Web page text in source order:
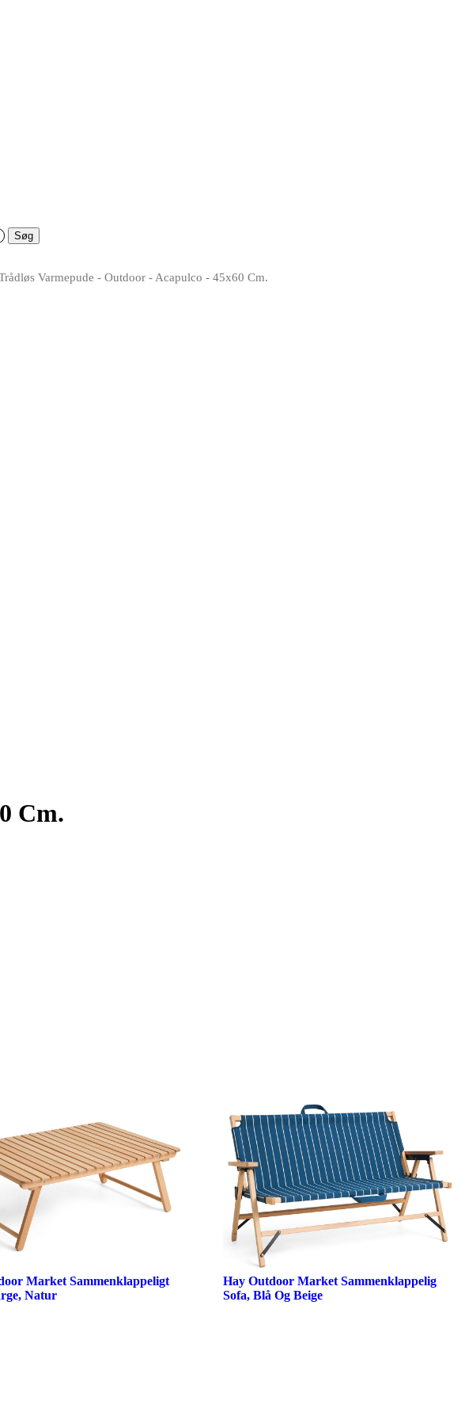
Søg
Varmepude - Outdoor - Acapulco - 45x60 Cm.
Cm.
Market Sammenklappeligt
Natur
Hay Outdoor Market Sammenklappelig
Sofa, Blå Og Beige